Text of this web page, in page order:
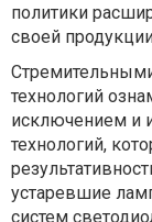
политики
своей
технологий
исключением и
технологий,
устаревшие
систем